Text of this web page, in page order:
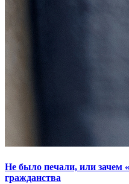
Не было печали, или зачем
гражданства